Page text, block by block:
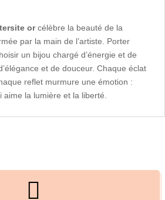
orcélèbre la beauté de la
par la main de l’artiste. Porter
un bijou chargé d’énergie et de
et de douceur. Chaque éclat
reflet murmure une émotion :
aime la lumière et la liberté.
